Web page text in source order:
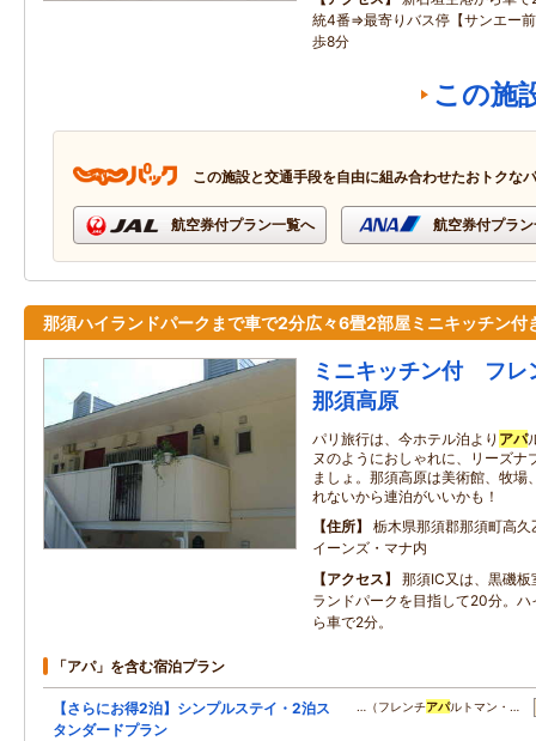
統4番⇒最寄りバス停【サンエー
歩8分
この施
この施設と交通手段を自由に組み合わせたおトクな
航空券付プラン一覧へ 航空券付プラ
那須ハイランドパークまで車で2分広々6畳2部屋ミニキッチン付
ミニキッチン付 フレ
那須高原
パリ旅行は、今ホテル泊より アパ
ヌのようにおしゃれに、リーズナ
ましょ。那須高原は美術館、牧場
れないから連泊がいいかも！
住所
栃木県那須郡那須町高
イーンズ・マナ内
アクセス
那須IC又は、黒磯
ランドパークを目指して20分。
ら車で2分。
「アパ」を含む宿泊プラン
【さらにお得2泊】シンプルステイ・2泊ス
タンダードプラン
…（フレンチアパルトマン・…